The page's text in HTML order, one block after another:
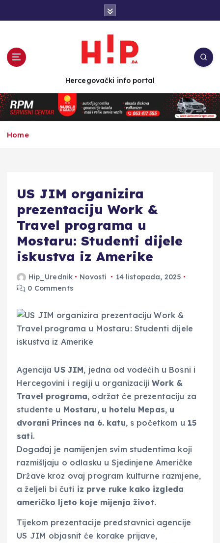
n
t
e
Hercegovački info portal
Home
US JIM organizira
prezentaciju Work &
Travel programa u
Mostaru: Studenti dijele
iskustva iz Amerike
Hip_Urednik Novosti
14 listopada, 2025
0 Comments
Agencija US JIM, jedna od vodećih u Bosni i
Hercegovini i regiji u organizacijiWork &
Travel programa, održat će prezentaciju za
studente u Mostaru, u hotelu Mepas, u
dvorani Princes na 6. katu, s početkom u 15
sati.
Događaj je namijenjen svim studentima koji
razmišljaju o odlasku u Sjedinjene Američke
Države kroz ovaj program kulturne razmjene,
a željeli bi čuti iz prve ruke kako izgleda
američko ljeto koje mijenja život.
Tijekom prezentacije predstavnici agencije
US JIM objasnit će korake prijave,